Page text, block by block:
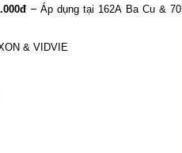
– Áp dụng tại 162A Ba Cu & 70
& VIDVIE